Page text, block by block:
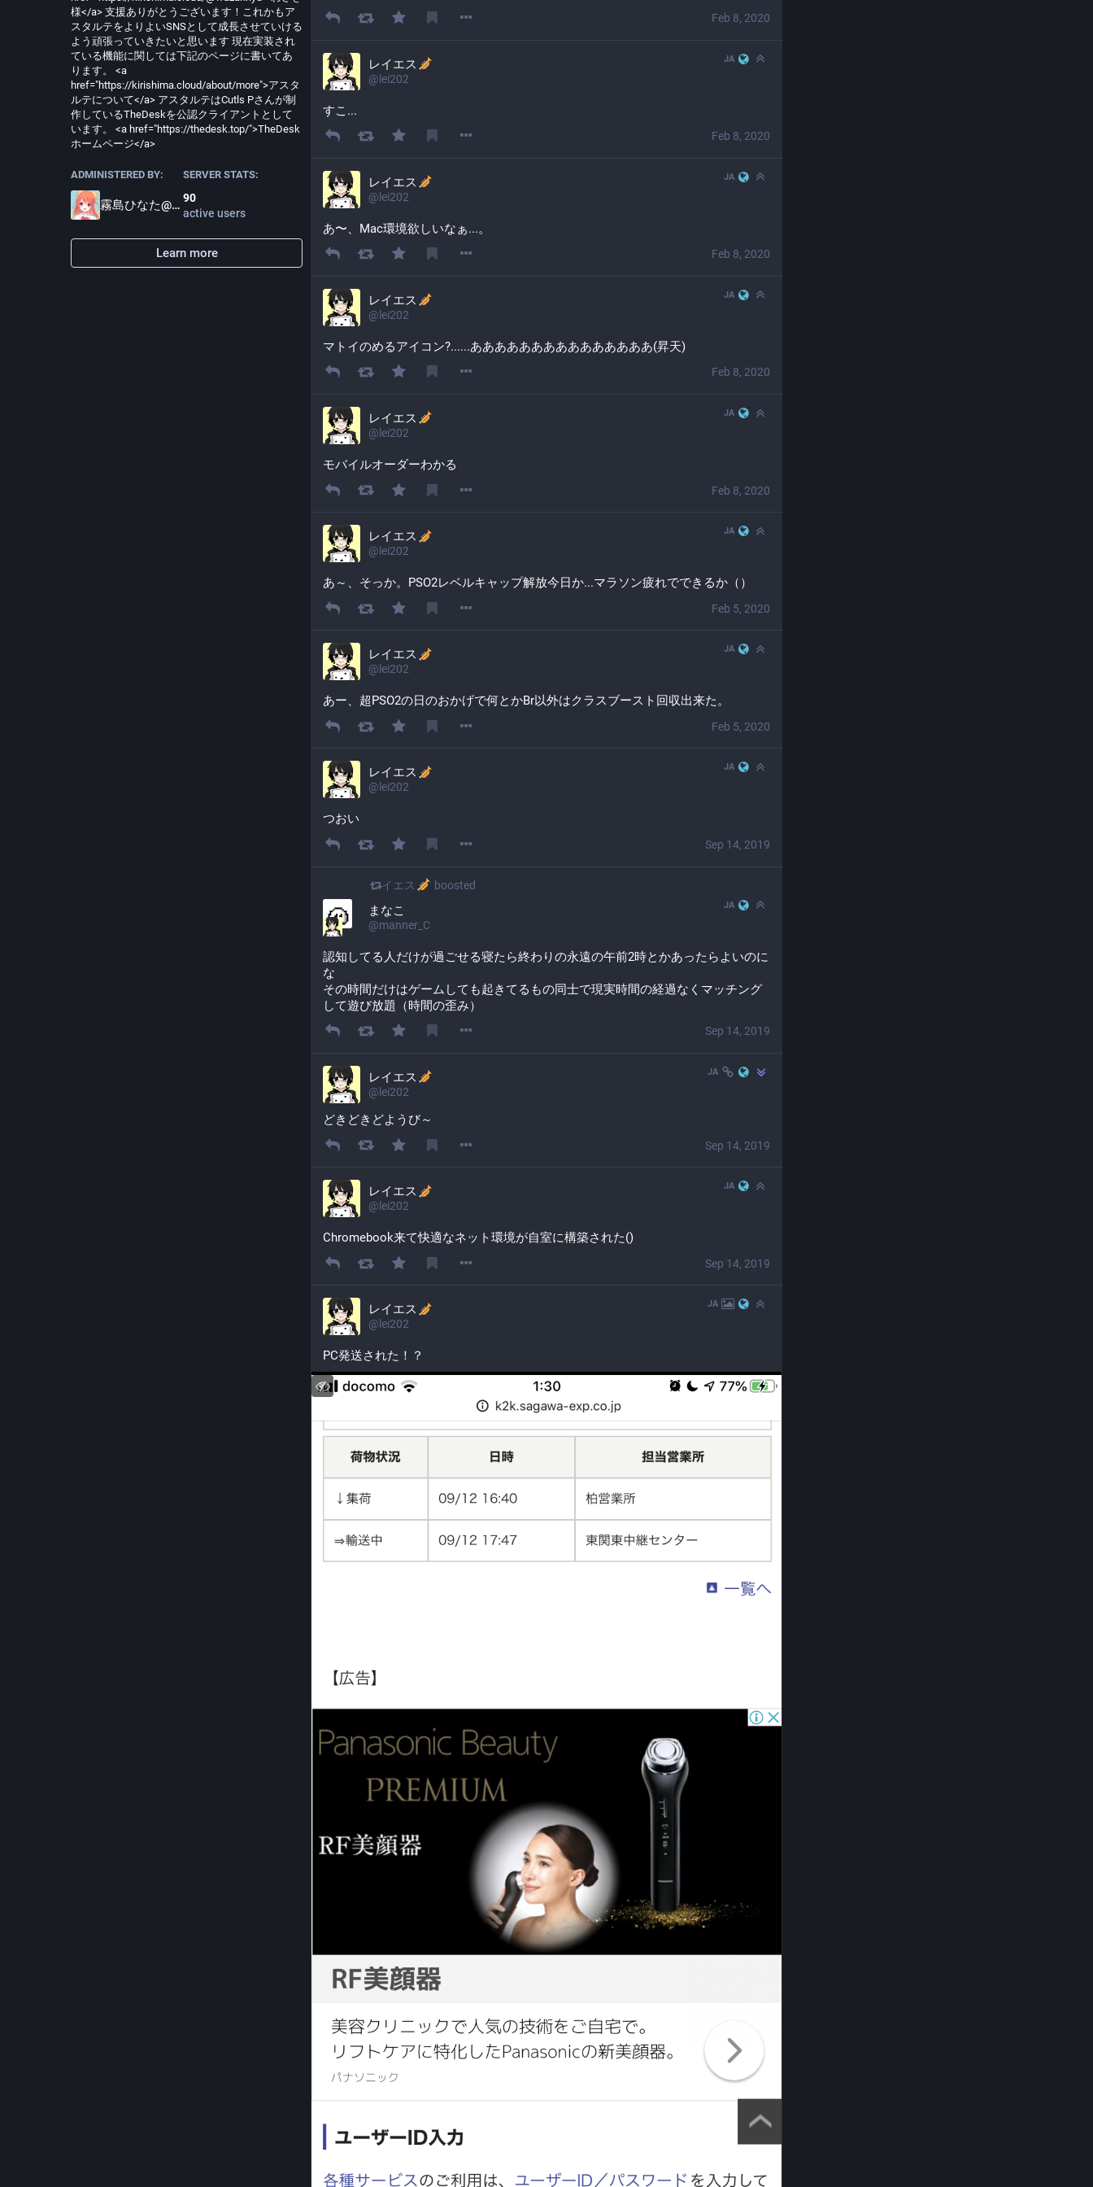
様</a> 支援ありがとうございます！これかもア
スタルテをよりよいSNSとして成長させていける
よう頑張っていきたいと思います 現在実装され
ている機能に関しては下記のページに書いてあ
ります。 <a
href="https://kirishima.cloud/about/more">アスタ
ルテについて</a> アスタルテはCutls Pさんが制
作しているTheDeskを公認クライアントとして
います。 <a href="https://thedesk.top/">TheDesk
ホームページ</a>
ADMINISTERED BY:
霧島ひなた@admin
SERVER STATS:
90
active users
Learn more
Feb 8, 2020
レイエス
@lei202
JA
すこ...
Feb 8, 2020
レイエス
@ lei202
JA
あ〜、Mac環境欲しいなぁ...。
Feb 8, 2020
レイエス
@ lei202
JA
マトイのめるアイコン?......あああああああああああああああ(昇天)
Feb 8, 2020
レイエス
@ lei202
JA
モバイルオーダーわかる
Feb 8, 2020
レイエス
@ lei202
JA
あ～、そっか。PSO2レベルキャップ解放今日か...マラソン疲れでできるか（）
Feb 5, 2020
レイエス
@ lei202
JA
あー、超PSO2の日のおかげで何とかBr以外はクラスブースト回収出来た。
Feb 5, 2020
レイエス
@ lei202
JA
つおい
Sep 14, 2019
レイエス boosted
まなこ
@manner_C
JA
認知してる人だけが過ごせる寝たら終わりの永遠の午前2時とかあったらよいのに
な
その時間だけはゲームしても起きてるもの同士で現実時間の経過なくマッチング
して遊び放題（時間の歪み）
Sep 14, 2019
レイエス
@ lei202
JA
どきどきどようび～
╭◜◝ ͡ ◜◝╮
(〃°ω°〃)
╰◟◞ ͜ ◟◞╯
(・_・)ｽｯ
待ちに待った土曜日も何をしようか悩んでいる間に終わりを告げる。
後悔しても遅い。
すぐにっこりにちようびになるのにどきどきしてる余裕などあるものか。
shindanmaker.com/815595
どきどきどようび～ [名前診断]
診断メーカー
Sep 14, 2019
レイエス
@ lei202
JA
Chromebook来て快適なネット環境が自室に構築された()
Sep 14, 2019
レイエス
@ lei202
JA
PC発送された！？